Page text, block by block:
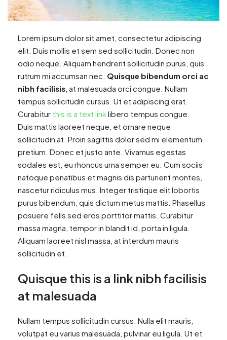
Lorem ipsum dolor sit amet, consectetur adipiscing
elit. Duis mollis et sem sed sollicitudin. Donec non
odio neque. Aliquam hendrerit sollicitudin purus, quis
rutrum mi accumsan nec. Quisque bibendum orci ac
nibh facilisis , at malesuada orci congue. Nullam
tempus sollicitudin cursus. Ut et adipiscing erat.
Curabitur this is a text link libero tempus congue.
Duis mattis laoreet neque, et ornare neque
sollicitudin at. Proin sagittis dolor sed mi elementum
pretium. Donec et justo ante. Vivamus egestas
sodales est, eu rhoncus urna semper eu. Cum sociis
natoque penatibus et magnis dis parturient montes,
nascetur ridiculus mus. Integer tristique elit lobortis
purus bibendum, quis dictum metus mattis. Phasellus
posuere felis sed eros porttitor mattis. Curabitur
massa magna, tempor in blandit id, porta in ligula.
Aliquam laoreet nisl massa, at interdum mauris
sollicitudin et.
Quisque this is a link nibh facilisis
at malesuada
Nullam tempus sollicitudin cursus. Nulla elit mauris,
volutpat eu varius malesuada, pulvinar eu ligula. Ut et